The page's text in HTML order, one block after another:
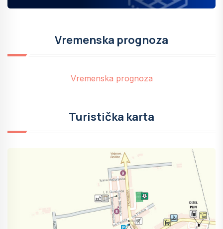
Vremenska prognoza
Vremenska prognoza
Turistička karta